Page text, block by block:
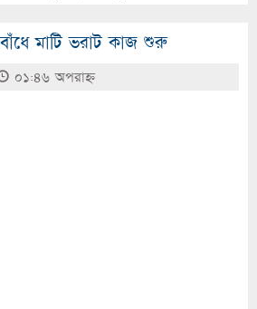
মাটি ভরাট কাজ শুরু
০১:৪৬ অপরাহ্ণ